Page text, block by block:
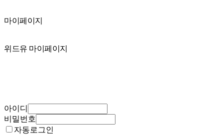
마이페이지
위드유 마이페이지
아이디
비밀번호
자동로그인